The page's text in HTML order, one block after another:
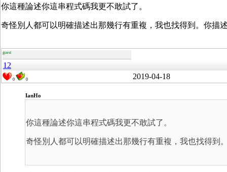
你這種論述你這串程式碼我更不敢試了。
奇怪別人都可以明確描述出那幾行有重複，我也找得到。你描
guest
12
0 0 2019-04-18
IanHo
你這種論述你這串程式碼我更不敢試了。
奇怪別人都可以明確描述出那幾行有重複，我也找得到